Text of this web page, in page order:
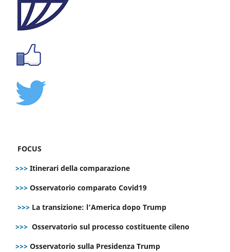
FOCUS
>>> Itinerari della comparazione
>>> Osservatorio comparato Covid19
>>> La transizione: l’America dopo Trump
>>> Osservatorio sul processo costituente cileno
>>> Osservatorio sulla Presidenza Trump